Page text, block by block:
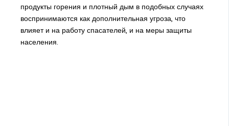
продукты горения и плотный дым в подобных случаях
воспринимаются как дополнительная угроза, что
влияет и на работу спасателей, и на меры защиты
населения.